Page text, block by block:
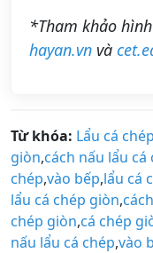
*Tham khảo
hayan.vn và
Từ khóa: Lẩu cá chép
giòn,cách nấu lẩu cá
chép,vào bếp,lẩu cá
lẩu cá chép giòn,
chép giòn,cá chép
nấu lẩu cá chép,vào